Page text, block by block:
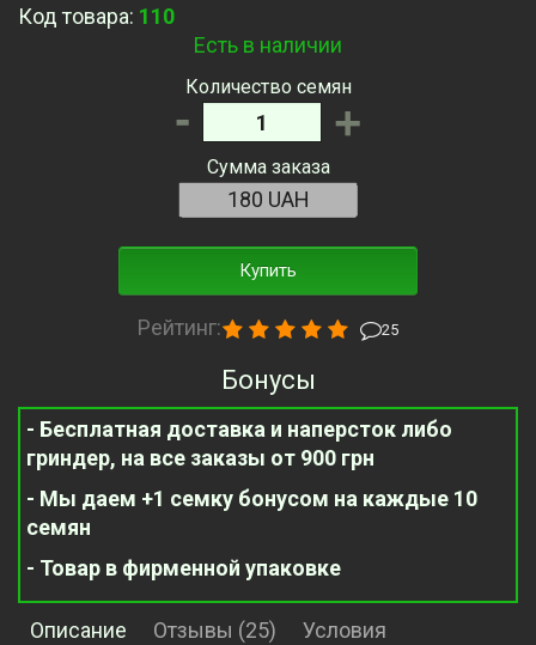
Код товара: 110
Есть в наличии
Количество семян
- +
Сумма заказа
Купить
Рейтинг: 25
Бонусы
- Бесплатная доставка и наперсток либо
гриндер, на все заказы от 900 грн
- Мы даем +1 семку бонусом на каждые 10
семян
- Товар в фирменной упаковке
Описание Отзывы (25) Условия